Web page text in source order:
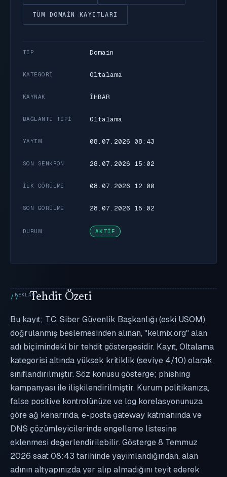
TÜM DOMAIN KAYITLARI
TIP Domain
KATEGORI Oltalama
KAYNAK İHBAR
BAĞLANTI TIPI Oltalama
YAYIM 08.07.2026 08:43
SON SENKRON 28.07.2026 15:02
İLK GÖRÜLME 08.07.2026 12:00
SON GÖRÜLME 28.07.2026 15:02
DURUM AKTIF
Tehdit Özeti
Bu kayıt; T.C. Siber Güvenlik Başkanlığı (eski USOM)
doğrulanmış beslemesinden alınan, "kelmix.org" alan
adı biçimindeki bir tehdit göstergesidir. Kayıt, Oltalama
kategorisi altında yüksek kritiklik (seviye 4/10) olarak
sınıflandırılmıştır. Söz konusu gösterge; phishing
kampanyası ile ilişkilendirilmiştir. Kurum politikanıza,
false positive kontrolünüze ve log korelasyonunuza
göre ağ kenarında, e-posta gateway katmanında ve
DNS çözümleyicilerinde engelleme listesine
eklenmesi değerlendirilebilir. Gösterge 8 Temmuz
2026 saat 08:43 tarihinde yayımlandığından, alan
adının altyapınızda yer alıp almadığını teyit ederek